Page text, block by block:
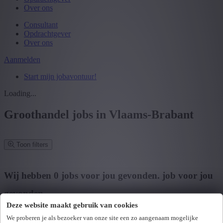
Deze website maakt gebruik van cookies
We proberen je als bezoeker van onze site een zo aangenaam mogelijke
Over ons
Consultant
Opdrachtgever
Over ons
Aanmelden
Start mijn jobavontuur!
Loading...
Groothandel jobs in Vlaams-Brabant
Toon filters
Zoek op functie, jobtitel, bedrijf,...
Wij hebben 0 jobs voor jou gevonden. job voor jou
gevonden